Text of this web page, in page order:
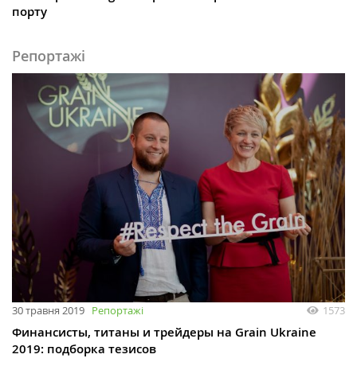
порту
Репортажі
30 травня 2019 Репортажі 1573
Финансисты, титаны и трейдеры на Grain Ukraine
2019: подборка тезисов